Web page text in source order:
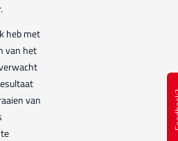
heb met
van het
van